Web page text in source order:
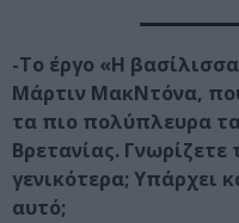
-Το έργο «Η
Μάρτιν ΜακΝτόνα,
τα πιο πολύπλευρα
Βρετανίας.
γενικότερα; Υπάρχει
αυτό;